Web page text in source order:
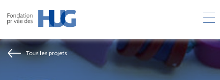
contenu
Tous les projets